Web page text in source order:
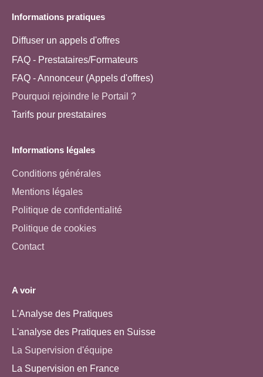
Informations pratiques
Diffuser un appels d'offres
FAQ - Prestataires/Formateurs
FAQ - Annonceur (Appels d'offres)
Pourquoi rejoindre le Portail ?
Tarifs pour prestataires
Informations légales
Conditions générales
Mentions légales
Politique de confidentialité
Politique de cookies
Contact
A voir
L'Analyse des Pratiques
L'analyse des Pratiques en Suisse
La Supervision d'équipe
La Supervision en France